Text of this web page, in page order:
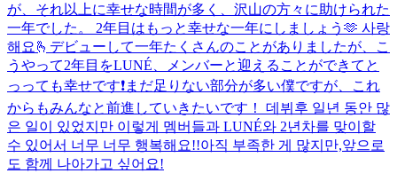
が、それ以上に幸せな時間が多く、沢山の方々に助けられた
一年でした。 2年目はもっと幸せな一年にしましょう🫶 사랑
해요🫰 デビューして一年たくさんのことがありましたが、こ
うやって2年目をLUNÉ、メンバーと迎えることができてと
っっても幸せです❗まだ足りない部分が多い僕ですが、これ
からもみんなと前進していきたいです！ 데뷔후 일년 동안 많
은 일이 있었지만 이렇게 멤버들과 LUNÉ와 2년차를 맞이할
수 있어서 너무 너무 행복해요!!아직 부족한 게 많지만,앞으로
도 함께 나아가고 싶어요!